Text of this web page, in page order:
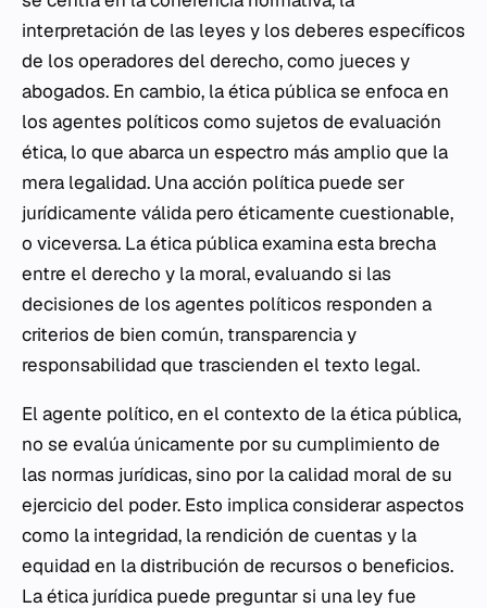
interpretación de las leyes y los deberes específicos
de los operadores del derecho, como jueces y
abogados. En cambio, la ética pública se enfoca en
los agentes políticos como sujetos de evaluación
ética, lo que abarca un espectro más amplio que la
mera legalidad. Una acción política puede ser
jurídicamente válida pero éticamente cuestionable,
o viceversa. La ética pública examina esta brecha
entre el derecho y la moral, evaluando si las
decisiones de los agentes políticos responden a
criterios de bien común, transparencia y
responsabilidad que trascienden el texto legal.
El agente político, en el contexto de la ética pública,
no se evalúa únicamente por su cumplimiento de
las normas jurídicas, sino por la calidad moral de su
ejercicio del poder. Esto implica considerar aspectos
como la integridad, la rendición de cuentas y la
equidad en la distribución de recursos o beneficios.
La ética jurídica puede preguntar si una ley fue